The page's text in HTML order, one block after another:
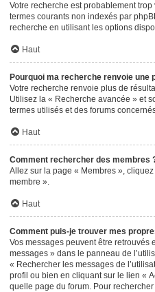
Votre recherche est probablement
termes courants non indexés par
recherche en utilisant les options
Haut
Pourquoi ma recherche renvoie une
Votre recherche renvoie plus de
Utilisez la « Recherche avancée » et
termes utilisés et des forums
Haut
Comment rechercher des membres
Allez sur la page « Membres »,
membre ».
Haut
Comment puis-je trouver mes
Vos messages peuvent être retrouvés
messages » dans le panneau de
« Rechercher les messages de
profil ou bien en cliquant sur le lien «
quelle page du forum. Pour